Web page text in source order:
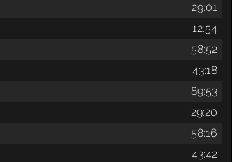
29:01
12:54
58:52
43:18
89:53
29:20
58:16
43:42